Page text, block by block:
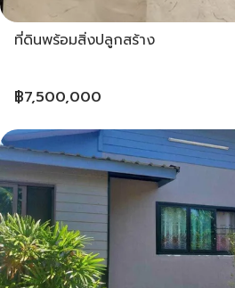
ที่ดินพร้อมสิ่งปลูกสร้าง
฿7,500,000